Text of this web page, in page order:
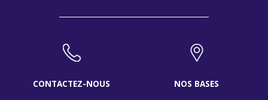
CONTACTEZ-NOUS NOS BASES